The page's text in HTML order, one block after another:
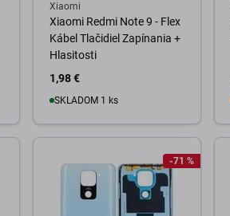
Xiaomi
Xiaomi Redmi Note 9 - Flex
Kábel Tlačidiel Zapínania +
Hlasitosti
1,98 €
SKLADOM 1 ks
-71 %